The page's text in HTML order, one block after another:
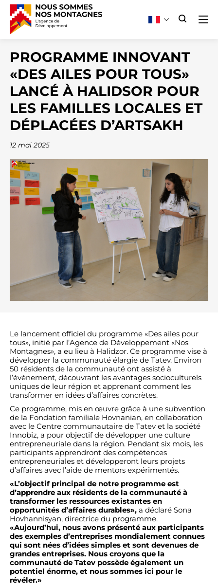
PROGRAMME INNOVANT
«DES AILES POUR TOUS»
LANCÉ À HALIDSOR POUR
LES FAMILLES LOCALES ET
DÉPLACÉES D’ARTSAKH
12 mai 2025
Le lancement officiel du programme «Des ailes pour
tous», initié par l’Agence de Développement «Nos
Montagnes», a eu lieu à Halidzor. Ce programme vise à
développer la communauté élargie de Tatev. Environ
50 résidents de la communauté ont assisté à
l’événement, découvrant les avantages socioculturels
uniques de leur région et apprenant comment les
transformer en idées d’affaires concrètes.
Ce programme, mis en œuvre grâce à une subvention
de la Fondation familiale Hovnanian, en collaboration
avec le Centre communautaire de Tatev et la société
Innobiz, a pour objectif de développer une culture
entrepreneuriale dans la région. Pendant six mois, les
participants apprendront des compétences
entrepreneuriales et développeront leurs projets
d’affaires avec l’aide de mentors expérimentés.
«L’objectif principal de notre programme est
d’apprendre aux résidents de la communauté à
transformer les ressources existantes en
opportunités d’affaires durables», a déclaré Sona
Hovhannisyan, directrice du programme.
«Aujourd’hui, nous avons présenté aux participants
des exemples d’entreprises mondialement connues
qui sont nées d’idées simples et sont devenues de
grandes entreprises. Nous croyons que la
communauté de Tatev possède également un
potentiel énorme, et nous sommes ici pour le
révéler.»